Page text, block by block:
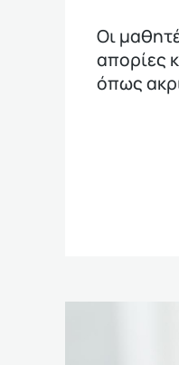
Οι
απορίες
όπως